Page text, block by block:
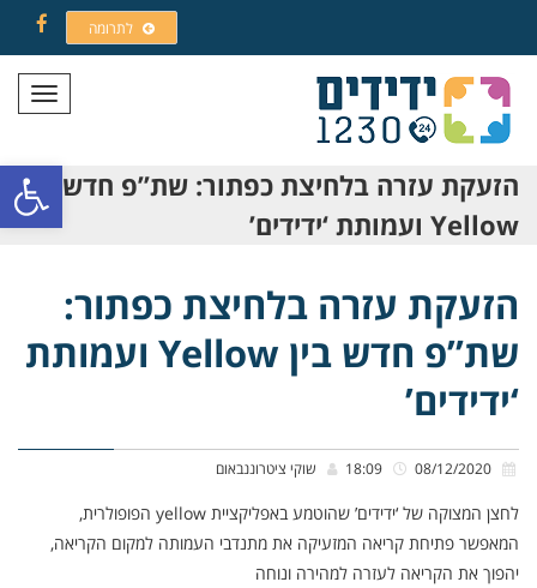
פתח
לתרומה
תפריט
הזעקת עזרה בלחיצת כפתור: שת”פ חדש בין
Yellow ועמותת ‘ידידים’
הזעקת עזרה בלחיצת כפתור:
שת”פ חדש בין Yellow ועמותת
‘ידידים’
שוקי ציטרוננבאום
לחצן המצוקה של ‘ידידים’ שהוטמע באפליקציית yellow הפופולרית,
המאפשר פתיחת קריאה המזעיקה את מתנדבי העמותה למקום הקריאה,
יהפוך את הקריאה לעזרה למהירה ונוחה